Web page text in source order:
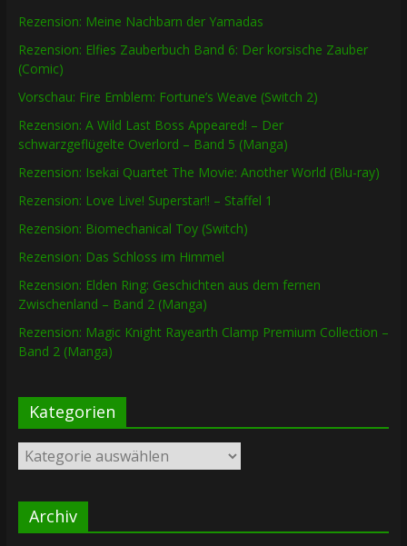
Rezension: Meine Nachbarn der Yamadas
Rezension: Elfies Zauberbuch Band 6: Der korsische Zauber
(Comic)
Vorschau: Fire Emblem: Fortune’s Weave (Switch 2)
Rezension: A Wild Last Boss Appeared! – Der
schwarzgeflügelte Overlord – Band 5 (Manga)
Rezension: Isekai Quartet The Movie: Another World (Blu-ray)
Rezension: Love Live! Superstar!! – Staffel 1
Rezension: Biomechanical Toy (Switch)
Rezension: Das Schloss im Himmel
Rezension: Elden Ring: Geschichten aus dem fernen
Zwischenland – Band 2 (Manga)
Rezension: Magic Knight Rayearth Clamp Premium Collection –
Band 2 (Manga)
Kategorien
Kategorien
Archiv